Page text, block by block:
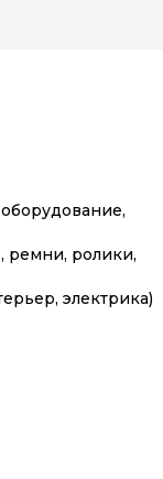
ремни, ролики,
электрика)